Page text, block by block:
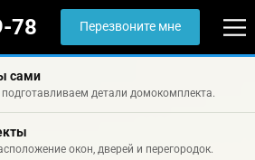
78 Перезвоните мне
сами
детали домокомплекта.
окон, дверей и перегородок.